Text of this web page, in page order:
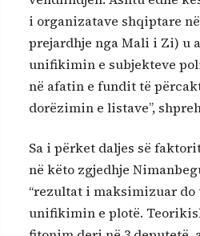
i organizatave shqiptare në
prejardhje nga Mali i Zi) u
unifikimin e subjekteve
në afatin e fundit të
dorëzimin e listave”,
Sa i përket daljes së
në këto zgjedhje
“rezultat i maksimizuar do
unifikimin e plotë.